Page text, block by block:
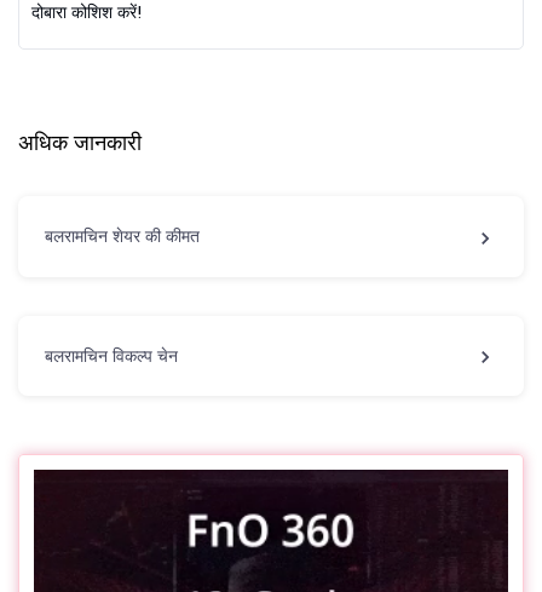
दोबारा कोशिश करें!
अधिक जानकारी
बलरामचिन शेयर की कीमत
बलरामचिन विकल्प चेन